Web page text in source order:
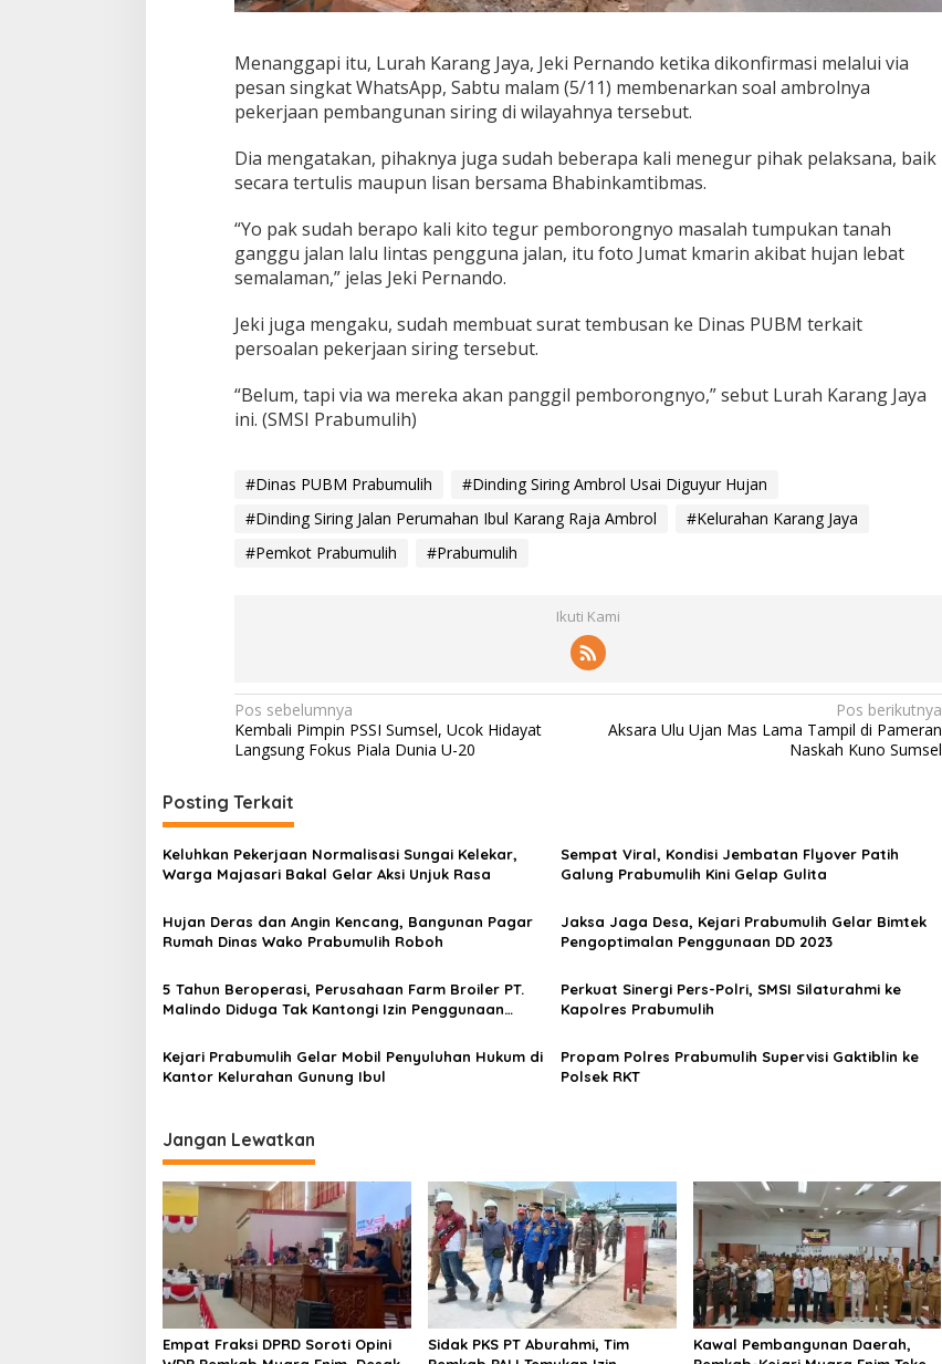
Menanggapi itu, Lurah Karang Jaya, Jeki Pernando ketika dikonfirmasi melalui via
pesan singkat WhatsApp, Sabtu malam (5/11) membenarkan soal ambrolnya
pekerjaan pembangunan siring di wilayahnya tersebut.
Dia mengatakan, pihaknya juga sudah beberapa kali menegur pihak pelaksana, baik
secara tertulis maupun lisan bersama Bhabinkamtibmas.
“Yo pak sudah berapo kali kito tegur pemborongnyo masalah tumpukan tanah
ganggu jalan lalu lintas pengguna jalan, itu foto Jumat kmarin akibat hujan lebat
semalaman,” jelas Jeki Pernando.
Jeki juga mengaku, sudah membuat surat tembusan ke Dinas PUBM terkait
persoalan pekerjaan siring tersebut.
“Belum, tapi via wa mereka akan panggil pemborongnyo,” sebut Lurah Karang Jaya
ini. (SMSI Prabumulih)
#Dinas PUBM Prabumulih
#Dinding Siring Ambrol Usai Diguyur Hujan
#Dinding Siring Jalan Perumahan Ibul Karang Raja Ambrol
#Kelurahan Karang Jaya
#Pemkot Prabumulih
#Prabumulih
Ikuti Kami
N
a
i
g
a
i
o
s
Pos sebelumnya
Kembali Pimpin PSSI Sumsel, Ucok Hidayat
Langsung Fokus Piala Dunia U-20
Pos berikutnya
Aksara Ulu Ujan Mas Lama Tampil di Pameran
Naskah Kuno Sumsel
Posting Terkait
Keluhkan Pekerjaan Normalisasi Sungai Kelekar,
Warga Majasari Bakal Gelar Aksi Unjuk Rasa
Sempat Viral, Kondisi Jembatan Flyover Patih
Galung Prabumulih Kini Gelap Gulita
Hujan Deras dan Angin Kencang, Bangunan Pagar
Rumah Dinas Wako Prabumulih Roboh
Jaksa Jaga Desa, Kejari Prabumulih Gelar Bimtek
Pengoptimalan Penggunaan DD 2023
5 Tahun Beroperasi, Perusahaan Farm Broiler PT.
Malindo Diduga Tak Kantongi Izin Penggunaan
Perkuat Sinergi Pers-Polri, SMSI Silaturahmi ke
Kapolres Prabumulih
Kejari Prabumulih Gelar Mobil Penyuluhan Hukum di
Kantor Kelurahan Gunung Ibul
Propam Polres Prabumulih Supervisi Gaktiblin ke
Polsek RKT
Jangan Lewatkan
Empat Fraksi DPRD Soroti Opini
Sidak PKS PT Aburahmi, Tim
Kawal Pembangunan Daerah,